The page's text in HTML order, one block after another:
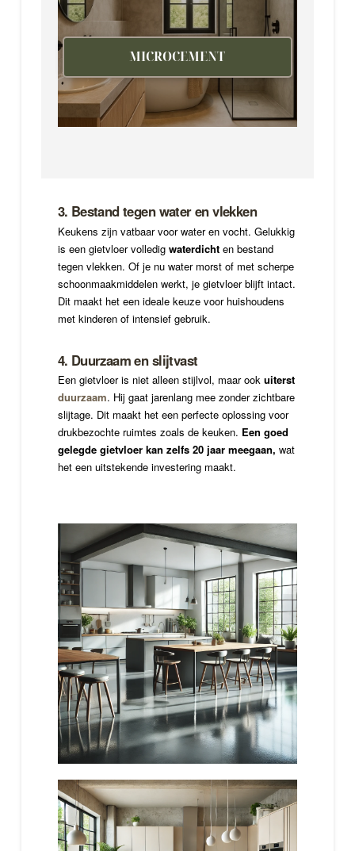
MICROCEMENT
3. Bestand tegen water en vlekken
Keukens zijn vatbaar voor water en vocht. Gelukkig
is een gietvloer volledig waterdichten bestand
tegen vlekken. Of je nu water morst of met scherpe
schoonmaakmiddelen werkt, je gietvloer blijft intact.
Dit maakt het een ideale keuze voor huishoudens
met kinderen of intensief gebruik.
4. Duurzaam en slijtvast
Een gietvloer is niet alleen stijlvol, maar ook uiterst
duurzaam. Hij gaat jarenlang mee zonder zichtbare
slijtage. Dit maakt het een perfecte oplossing voor
drukbezochte ruimtes zoals de keuken. Een goed
gelegde gietvloer kan zelfs 20 jaar meegaan, wat
het een uitstekende investering maakt.